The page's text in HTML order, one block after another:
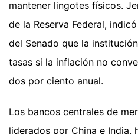
mantener lingotes físicos.
de la Reserva Federal,
del Senado que la
tasas si la inflación no
dos por ciento anual.
Los bancos centrales de
liderados por China e India,